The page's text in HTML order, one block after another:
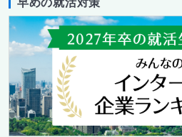
早めの就活対策